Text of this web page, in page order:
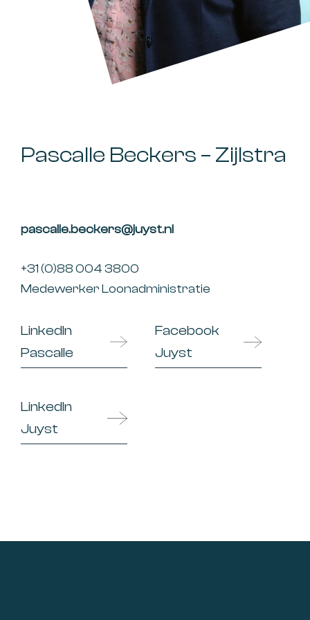
Pascalle Beckers – Zijlstra
pascalle.beckers@juyst.nl
+31 (0)88 004 3800
Medewerker Loonadministratie
LinkedIn
Pascalle
LinkedIn
Juyst
Facebook
Juyst